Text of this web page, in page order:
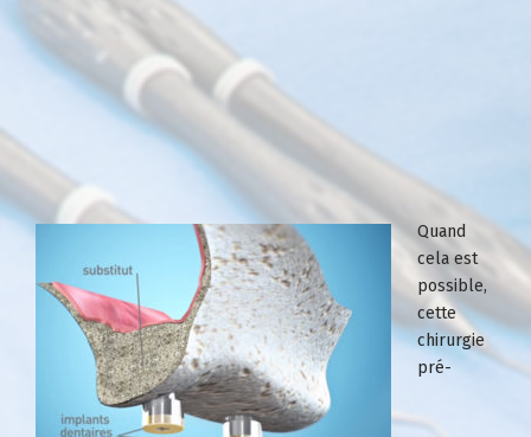
Quand
cela est
possible,
cette
chirurgie
pré-